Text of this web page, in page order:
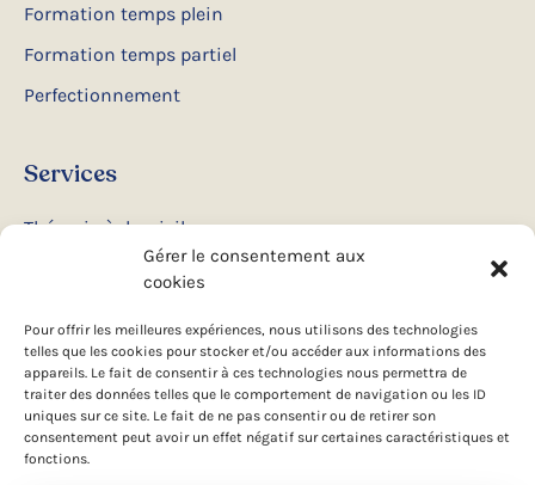
Gérer le consentement aux
cookies
Pour offrir les meilleures expériences, nous utilisons des technologies
telles que les cookies pour stocker et/ou accéder aux informations des
appareils. Le fait de consentir à ces technologies nous permettra de
traiter des données telles que le comportement de navigation ou les ID
uniques sur ce site. Le fait de ne pas consentir ou de retirer son
consentement peut avoir un effet négatif sur certaines caractéristiques et
fonctions.
Formation temps plein
Formation temps partiel
Perfectionnement
Services
Thérapie à domicile
Ateliers et conférences
Suivez-nous
Facebook